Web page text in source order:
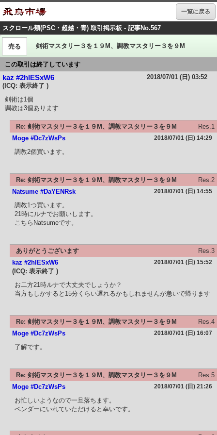
一覧に戻る
スクロール類(PSC・超越・青) 取引掲示板 - 記事No.567
売る 剣術マスタリー３を１９M、調教マスタリー３を９M
この取引は終了しています
kaz #2hlESxW6
2018/07/01 (日) 03:52
(ICQ: 表示終了 )
剣術は1個
調教は3個あります
Re: 剣術マスタリー３を１９M、調教マスタリー３を９M
Res.1
Moge #Dc7zWsPs
2018/07/01 (日) 14:29
調教2個買います。
Re: 剣術マスタリー３を１９M、調教マスタリー３を９M
Res.2
Natsume #DaYENRsk
2018/07/01 (日) 14:55
調教1つ買います。
21時にルナでお願いします。
こちらNatsumeです。
ありがとうございます
Res.3
kaz #2hlESxW6
2018/07/01 (日) 15:52
(ICQ: 表示終了 )
お二方21時ルナで大丈夫でしょうか？
当方もしかすると15分くらい遅れるかもしれませんが急いで帰ります
Re: 剣術マスタリー３を１９M、調教マスタリー３を９M
Res.4
Moge #Dc7zWsPs
2018/07/01 (日) 16:07
了解です。
Re: 剣術マスタリー３を１９M、調教マスタリー３を９M
Res.5
Moge #Dc7zWsPs
2018/07/01 (日) 21:26
お忙しいようなので一旦落ちます。
ベンダーにいれていただけると幸いです。